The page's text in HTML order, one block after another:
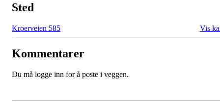
Sted
Kroerveien 585 Vis
Kommentarer
Du må logge inn for å poste i veggen.